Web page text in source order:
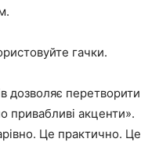
гачки.
дозволяє перетворити
привабливі акценти».
Це практично. Це